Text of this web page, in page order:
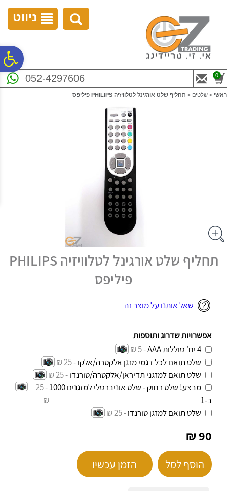
נגישות
ניווט
052-4297606 0
ראשי > שלטים > תחליף שלט אורגינל לטלוויזיה PHILIPS פיליפס
תחליף שלט אורגינל לטלוויזיה PHILIPS
פיליפס
שאל אותנו על מוצר זה
אפשרויות שדרוג ותוספות
4 יח' סוללות AAA
- 5 ₪
שלט תואם לכל דגמי מזגן אלקטרה/אלקו- 25 ₪
שלט תואם למזגני תדיראן/אלקטרה/טורנדו- 25 ₪
מבצע! שלט רחוק - שלט אוניברסלי למזגנים 1000
ב-1
- 25
₪
שלט תואם למזגן טורנדו- 25 ₪
90 ₪
הוסף לסל הזמן עכשיו